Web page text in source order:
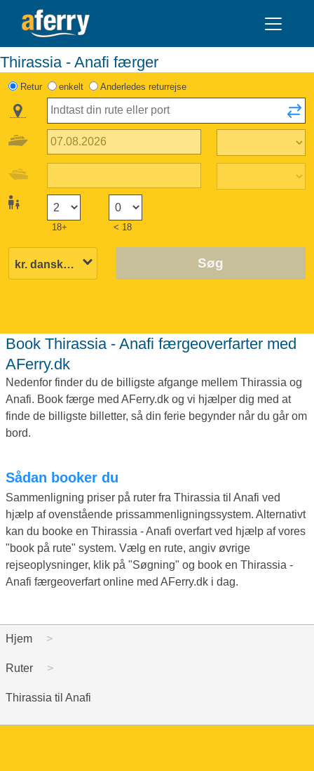
Thirassia - Anafi færger
Retur enkelt Anderledes returrejse
18+ < 18
Søg
Book Thirassia - Anafi færgeoverfarter med
AFerry.dk
Nedenfor finder du de billigste afgange mellem Thirassia og
Anafi. Book færge med AFerry.dk og vi hjælper dig med at
finde de billigste billetter, så din ferie begynder når du går om
bord.
Sådan booker du
Sammenligning priser på ruter fra Thirassia til Anafi ved
hjælp af ovenstående prissammenligningssystem. Alternativt
kan du booke en Thirassia - Anafi overfart ved hjælp af vores
"book på rute" system. Vælg en rute, angiv øvrige
rejseoplysninger, klik på "Søgning" og book en Thirassia -
Anafi færgeoverfart online med AFerry.dk i dag.
Hjem
Ruter
Thirassia til Anafi